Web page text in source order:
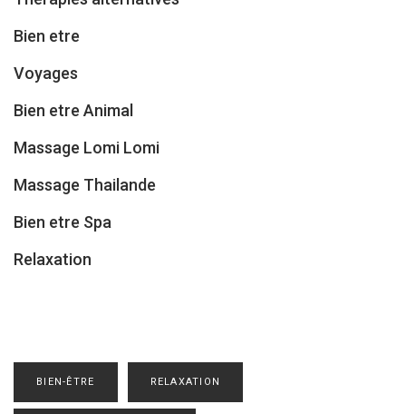
Bien etre
Voyages
Bien etre Animal
Massage Lomi Lomi
Massage Thailande
Bien etre Spa
Relaxation
BIEN-ÊTRE RELAXATION